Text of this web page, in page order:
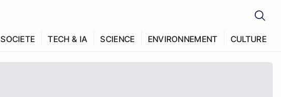
SOCIETE TECH & IA SCIENCE ENVIRONNEMENT CULTURE